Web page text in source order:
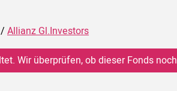
Allianz Gl.Investors
Wir überprüfen, ob dieser Fonds